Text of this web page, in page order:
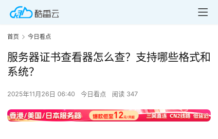
首页 今日看点
服务器证书查看器怎么查？支持哪些格式和
系统？
2025年11月26日 06:40 今日看点 阅读 347